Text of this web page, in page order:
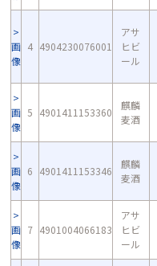
画
像
4 4904230076001
アサ
ヒビ
ール
画
像
5 4901411153360
麒麟
麦酒
画
像
6 4901411153346
麒麟
麦酒
画
像
7 4901004066183
アサ
ヒビ
ール